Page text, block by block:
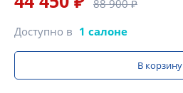
88 900 ₽
Доступно в 1 салоне
В корзину